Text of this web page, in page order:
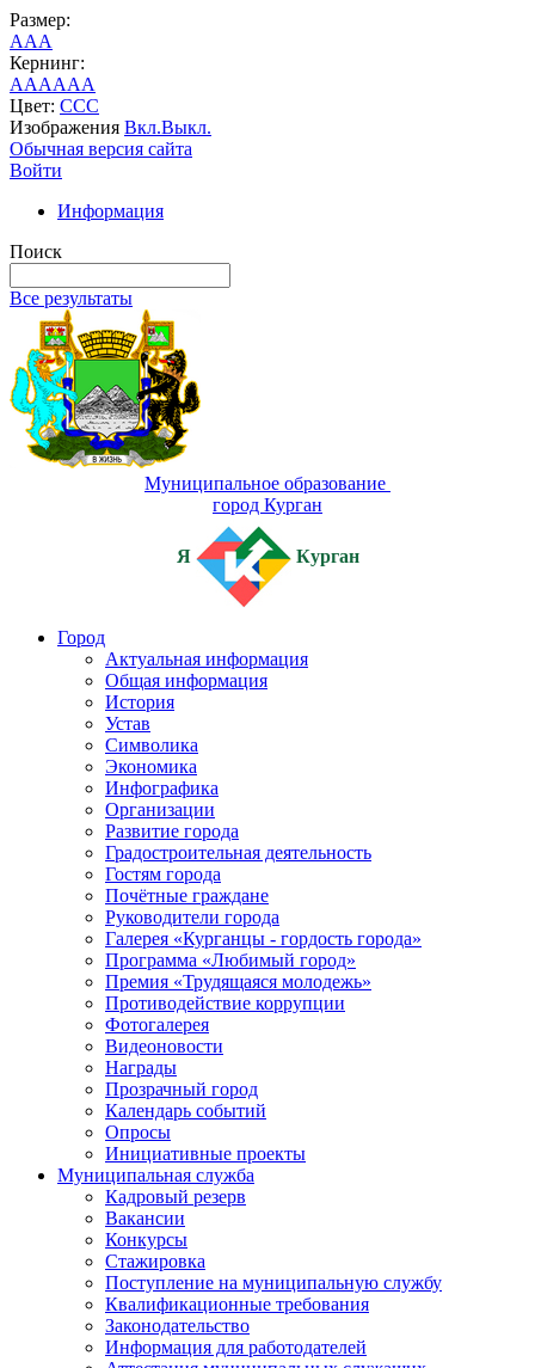
Размер:
AAA
Кернинг:
AAAAAA
Цвет: CCC
Изображения Вкл.Выкл.
Обычная версия сайта
Войти
Информация
Поиск
Все результаты
Муниципальное образование
город Курган
Я Курган
Город
Актуальная информация
Общая информация
История
Устав
Символика
Экономика
Инфографика
Организации
Развитие города
Градостроительная деятельность
Гостям города
Почётные граждане
Руководители города
Галерея «Курганцы - гордость города»
Программа «Любимый город»
Премия «Трудящаяся молодежь»
Противодействие коррупции
Фотогалерея
Видеоновости
Награды
Прозрачный город
Календарь событий
Опросы
Инициативные проекты
Муниципальная служба
Кадровый резерв
Вакансии
Конкурсы
Стажировка
Поступление на муниципальную службу
Квалификационные требования
Законодательство
Информация для работодателей